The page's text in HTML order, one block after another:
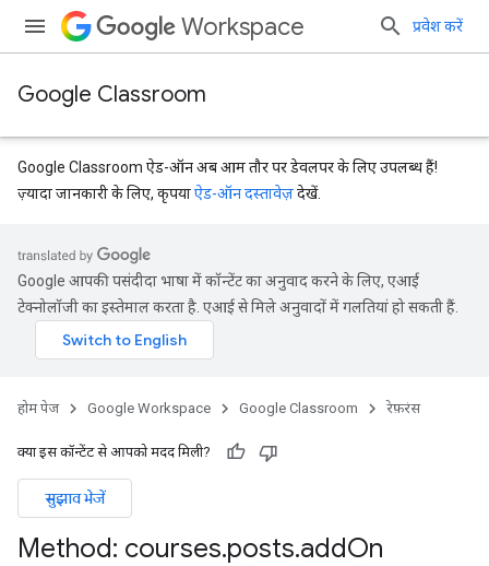
Workspace प्रवेश करें
Google Classroom
Google Classroom ऐड-ऑन अब आम तौर पर डेवलपर के लिए उपलब्ध हैं!
ज़्यादा जानकारी के लिए, कृपयाऐड-ऑन दस्तावेज़देखें.
Google आपकी पसंदीदा भाषा में कॉन्टेंट का अनुवाद करने के लिए, एआई
टेक्नोलॉजी का इस्तेमाल करता है. एआई से मिले अनुवादों में गलतियां हो सकती हैं.
होम पेज Google Workspace Google Classroom रेफ़रंस
क्या इस कॉन्टेंट से आपको मदद मिली?
सुझाव भेजें
Method: courses.posts.addOn